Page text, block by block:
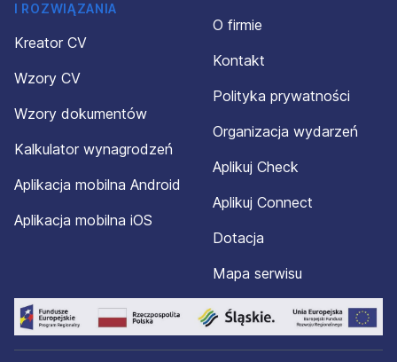
I ROZWIĄZANIA
Kreator CV
Wzory CV
Wzory dokumentów
Kalkulator wynagrodzeń
Aplikacja mobilna Android
Aplikacja mobilna iOS
O firmie
Kontakt
Polityka prywatności
Organizacja wydarzeń
Aplikuj Check
Aplikuj Connect
Dotacja
Mapa serwisu